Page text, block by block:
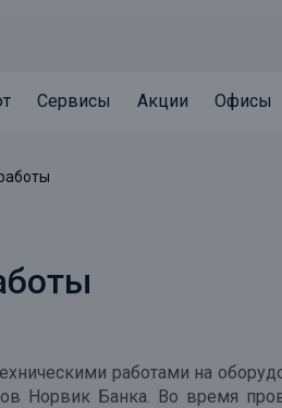
Система страхования вкладов
Архив вкладов
Привилегии для клиентов
Реструктуризация
Подбор новой недвижимости
Документы
Кешбэк
Сервисы
Акции
Офисы
работами на
Норвик Банка. Во время